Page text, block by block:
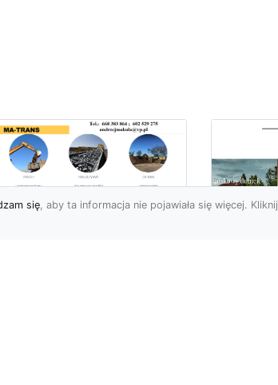
się, aby ta informacja nie pojawiała się więcej. Kliknij